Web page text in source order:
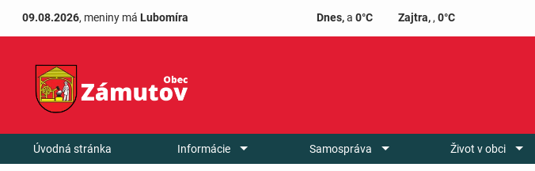
09.08.2026, meniny má Lubomíra Dnes, a 0°C Zajtra,, 0°C
Úvodná stránka Informácie Samospráva Život v obci